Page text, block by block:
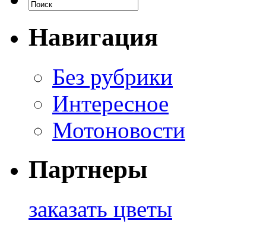
Навигация
Без рубрики
Интересное
Мотоновости
Партнеры
заказать цветы